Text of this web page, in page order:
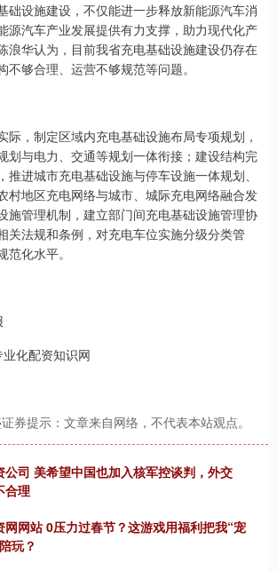
础设施建设，不仅能进一步释放新能源汽车消
源汽车产业发展提供有力支撑，助力现代化产
浪华认为，目前我省充电基础设施建设仍存在
不够合理、运营不够规范等问题。
际，制定区域内充电基础设施布局专项规划，
划与电力、交通等规划一体衔接；建设结构完
推进城市充电基础设施与停车设施一体规划、
村地区充电网络与城市、城际充电网络融合发
施管理机制，建立部门间充电基础设施管理协
关法规和条例，对充电车位实施分级分类管
化水平。
业化配资知识网
券提示：文章来自网络，不代表本站观点。
公司 美希望中国也加入核军控谈判，外交
合理
网网站 0压力过春节？这游戏用福利把我“宠
玩？